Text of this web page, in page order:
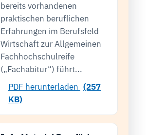
bereits vorhandenen
praktischen beruflichen
Erfahrungen im Berufsfeld
Wirtschaft zur Allgemeinen
Fachhochschulreife
(„Fachabitur“) führt...
PDF herunterladen (257
KB)